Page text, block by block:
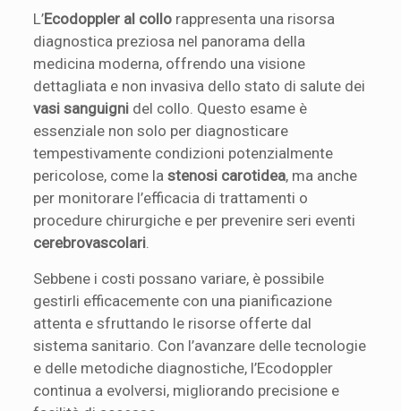
L’Ecodoppler al collo rappresenta una risorsa
diagnostica preziosa nel panorama della
medicina moderna, offrendo una visione
dettagliata e non invasiva dello stato di salute dei
vasi sanguigni del collo. Questo esame è
essenziale non solo per diagnosticare
tempestivamente condizioni potenzialmente
pericolose, come lastenosi carotidea, ma anche
per monitorare l’efficacia di trattamenti o
procedure chirurgiche e per prevenire seri eventi
cerebrovascolari
Sebbene i costi possano variare, è possibile
gestirli efficacemente con una pianificazione
attenta e sfruttando le risorse offerte dal
sistema sanitario. Con l’avanzare delle tecnologie
e delle metodiche diagnostiche, l’Ecodoppler
continua a evolversi, migliorando precisione e